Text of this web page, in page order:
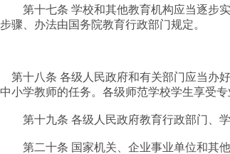
第十七条 学校和其他教育机构应当逐步实
步骤、办法由国务院教育行政部门规定。
第十八条 各级人民政府和有关部门应当办
中小学教师的任务。各级师范学校学生享受专
第十九条 各级人民政府教育行政部门、学
第二十条 国家机关、企业事业单位和其他